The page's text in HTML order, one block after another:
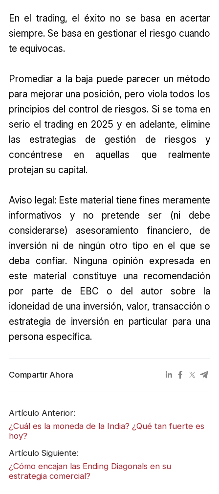
En el trading, el éxito no se basa en acertar
siempre. Se basa en gestionar el riesgo cuando
te equivocas.
Promediar a la baja puede parecer un método
para mejorar una posición, pero viola todos los
principios del control de riesgos. Si se toma en
serio el trading en 2025 y en adelante, elimine
las estrategias de gestión de riesgos y
concéntrese en aquellas que realmente
protejan su capital.
Aviso legal: Este material tiene fines meramente
informativos y no pretende ser (ni debe
considerarse) asesoramiento financiero, de
inversión ni de ningún otro tipo en el que se
deba confiar. Ninguna opinión expresada en
este material constituye una recomendación
por parte de EBC o del autor sobre la
idoneidad de una inversión, valor, transacción o
estrategia de inversión en particular para una
persona específica.
Compartir Ahora
Artículo Anterior:
¿Cuál es la moneda de la India? ¿Qué tan fuerte es
hoy?
Artículo Siguiente:
¿Cómo encajan las Ending Diagonals en su
estrategia comercial?